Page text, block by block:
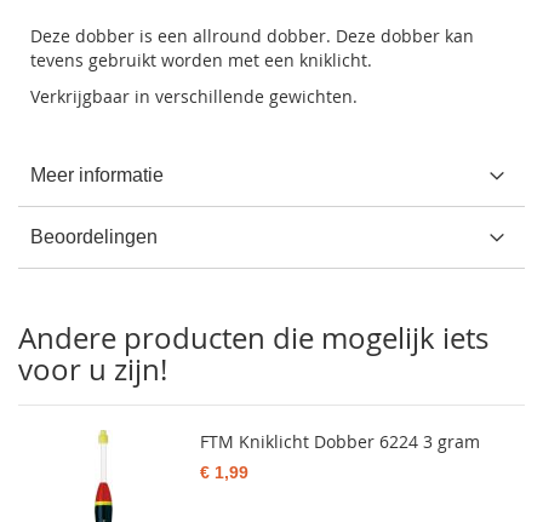
Deze dobber is een allround dobber. Deze dobber kan
tevens gebruikt worden met een kniklicht.
Verkrijgbaar in verschillende gewichten.
Meer informatie
Beoordelingen
Andere producten die mogelijk iets
voor u zijn!
FTM Kniklicht Dobber 6224 3 gram
€ 1,99